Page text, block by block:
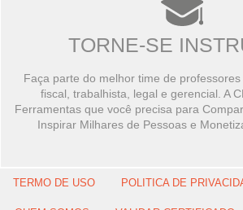
TORNE-SE
Faça parte do melhor time de
fiscal, trabalhista, legal e gerencial. A
Ferramentas que você precisa para
Inspirar Milhares de Pessoas e
TERMO DE USO POLITICA DE